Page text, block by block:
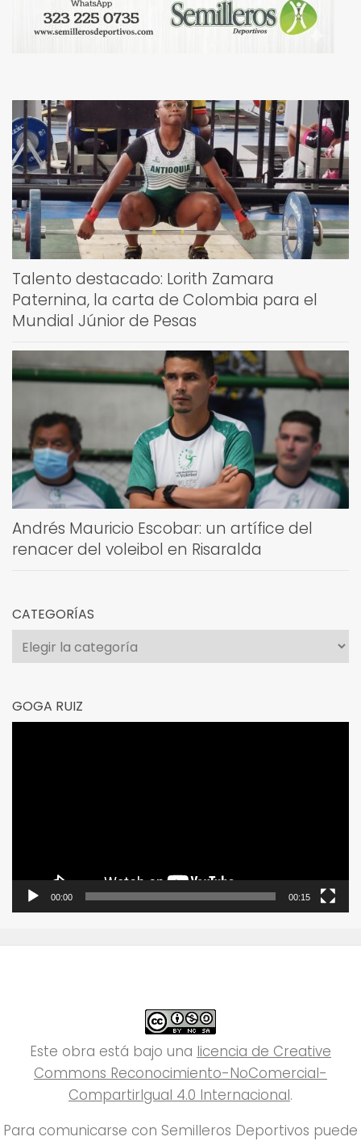
Talento destacado: Lorith Zamara
Paternina, la carta de Colombia para el
Mundial Júnior de Pesas
Andrés Mauricio Escobar: un artífice del
renacer del voleibol en Risaralda
CATEGORÍAS
Categorías
GOGA RUIZ
00:00 00:15
Este obra está bajo una licencia de Creative
Commons Reconocimiento-NoComercial-
CompartirIgual 4.0 Internacional.
Para comunicarse con Semilleros Deportivos puede